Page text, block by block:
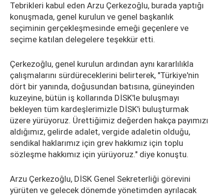
Tebrikleri kabul eden Arzu Çerkezoğlu, burada yaptığı
konuşmada, genel kurulun ve genel başkanlık
seçiminin gerçekleşmesinde emeği geçenlere ve
seçime katılan delegelere teşekkür etti.
Çerkezoğlu, genel kurulun ardından aynı kararlılıkla
çalışmalarını sürdüreceklerini belirterek, "Türkiye'nin
dört bir yanında, doğusundan batısına, güneyinden
kuzeyine, bütün iş kollarında DİSK'le buluşmayı
bekleyen tüm kardeşlerimizle DİSK'i buluşturmak
üzere yürüyoruz. Ürettiğimiz değerden hakça payımızı
aldığımız, gelirde adalet, vergide adaletin olduğu,
sendikal haklarımız için grev hakkımız için toplu
sözleşme hakkımız için yürüyoruz." diye konuştu.
Arzu Çerkezoğlu, DİSK Genel Sekreterliği görevini
yürüten ve gelecek dönemde yönetimden ayrılacak